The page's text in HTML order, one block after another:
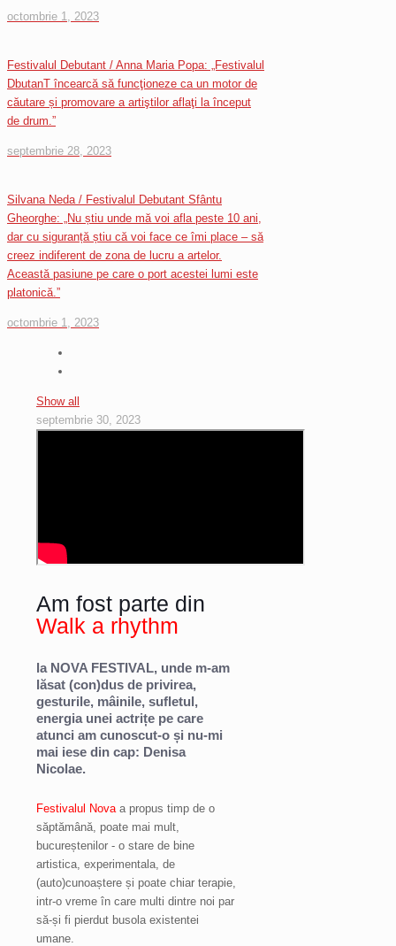
octombrie 1, 2023
Festivalul Debutant / Anna Maria Popa: „Festivalul
DbutanT încearcă să funcţioneze ca un motor de
căutare și promovare a artiştilor aflaţi la început
de drum.”
septembrie 28, 2023
Silvana Neda / Festivalul Debutant Sfântu
Gheorghe: „Nu știu unde mă voi afla peste 10 ani,
dar cu siguranță știu că voi face ce îmi place – să
creez indiferent de zona de lucru a artelor.
Această pasiune pe care o port acestei lumi este
platonică.”
octombrie 1, 2023
Show all
septembrie 30, 2023
Am fost parte din
Walk a rhythm
la NOVA FESTIVAL, unde m-am
lăsat (con)dus de privirea,
gesturile, mâinile, sufletul,
energia unei actrițe pe care
atunci am cunoscut-o și nu-mi
mai iese din cap: Denisa
Nicolae.
Festivalul Nova a propus timp de o
săptămână, poate mai mult,
bucureștenilor - o stare de bine
artistica, experimentala, de
(auto)cunoaștere și poate chiar terapie,
intr-o vreme în care multi dintre noi par
să-și fi pierdut busola existentei
umane.